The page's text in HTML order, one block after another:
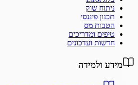
ניתוח שוק
תכנון פיננסי
הטבות מס
טיפים ומדריכים
חדשות ועדכונים
מידע ולמידה